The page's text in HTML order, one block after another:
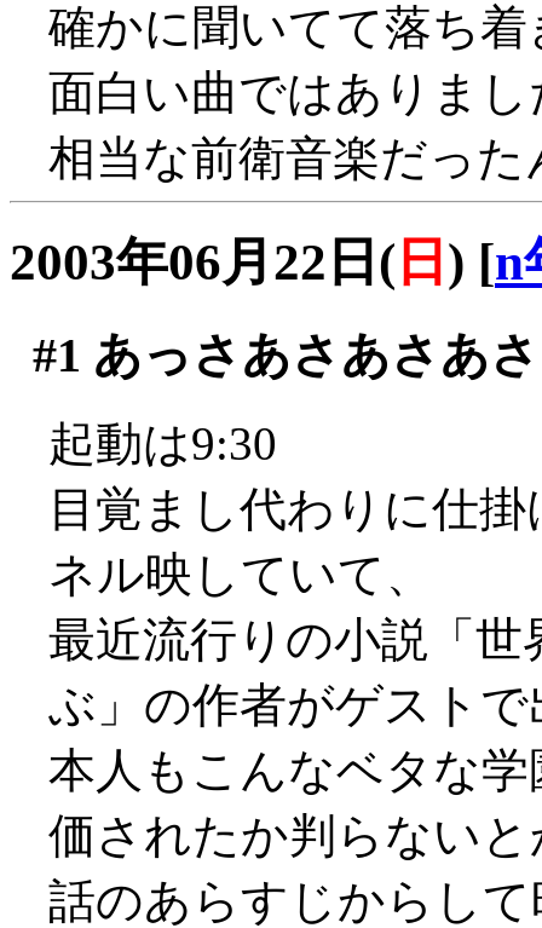
確かに聞いてて落ち
面白い曲ではありま
相当な前衛音楽だっ
2003年06月22日( 日 ) [n
#1 あっさあさあさあ
起動は9:30
目覚まし代わりに仕
ネル映していて、
最近流行りの小説「
ぶ」の作者がゲスト
本人もこんなベタな
価されたか判らないと
話のあらすじからし